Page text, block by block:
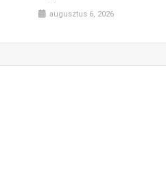
augusztus 6, 2026